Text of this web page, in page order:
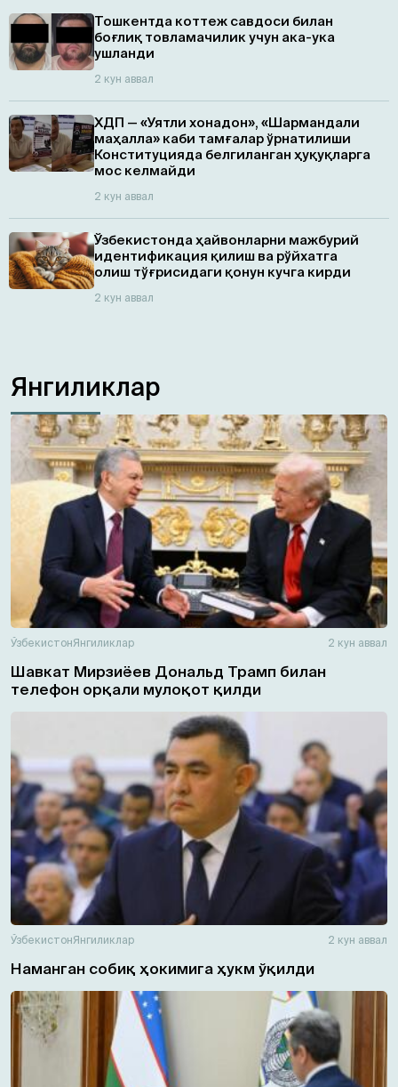
Тошкентда коттеж савдоси билан
боғлиқ товламачилик учун ака-ука
ушланди
2 кун аввал
ХДП — «Уятли хонадон», «Шармандали
маҳалла» каби тамғалар ўрнатилиши
Конституцияда белгиланган ҳуқуқларга
мос келмайди
2 кун аввал
Ўзбекистонда ҳайвонларни мажбурий
идентификация қилиш ва рўйхатга
олиш тўғрисидаги қонун кучга кирди
2 кун аввал
Янгиликлар
ЎзбекистонЯнгиликлар 2 кун аввал
Шавкат Мирзиёев Дональд Трамп билан
телефон орқали мулоқот қилди
ЎзбекистонЯнгиликлар 2 кун аввал
Наманган собиқ ҳокимига ҳукм ўқилди